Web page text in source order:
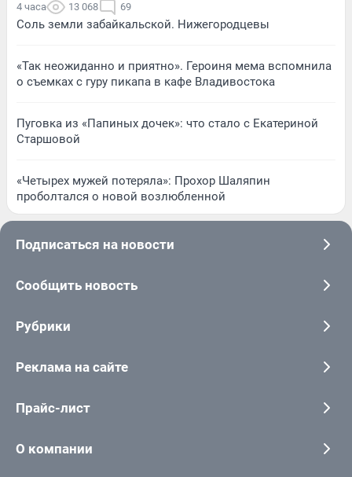
4 часа 13 068 69
Соль земли забайкальской. Нижегородцевы
«Так неожиданно и приятно». Героиня мема вспомнила
о съемках с гуру пикапа в кафе Владивостока
Пуговка из «Папиных дочек»: что стало с Екатериной
Старшовой
«Четырех мужей потеряла»: Прохор Шаляпин
проболтался о новой возлюбленной
Подписаться на новости
Сообщить новость
Рубрики
Реклама на сайте
Прайс-лист
О компании